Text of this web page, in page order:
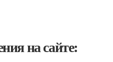
на сайте: